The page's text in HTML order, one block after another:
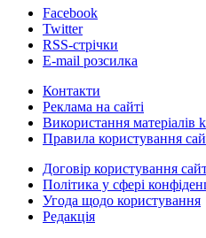
Facebook
Twitter
RSS-стрічки
E-mail розсилка
Контакти
Реклама на сайті
Використання матеріалів
Правила користування
Договір користування
Політика у сфері
Угода щодо користування
Редакція